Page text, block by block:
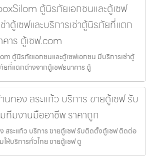
ตู้นิรภัยเอกชนและตู้เซฟ
าตู้เซฟและบริการเช่าตู้นิรภัยที่แตก
าร ตู้เซฟ.com
ตู้นิรภัยเอกชนและตู้เซฟเอกชน มีบริการเช่าตู้
ยที่แตกต่างจากตู้เซฟธนาคาร ตู้
นทอง สระแก้ว บริการ ขายตู้เซฟ รับ
ทีมงานมืออาชีพ ราคาถูก
สระแก้ว บริการ ขายตู้เซฟ รับติดตั้งตู้เซฟ ติดต่อ
ห้บริการทั่วไทย ขายตู้เซฟ ตู